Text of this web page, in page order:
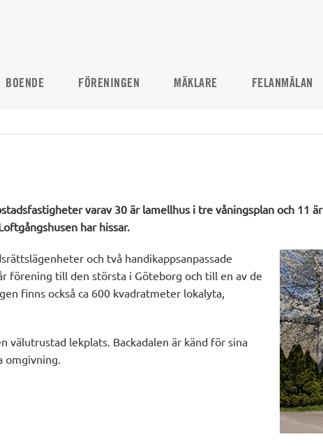
BOENDE FÖRENINGEN MÄKLARE FELANMÄLAN
varav 30 är lamellhus i tre våningsplan och 11 är
har hissar.
och två handikappsanpassade
förening till den största i Göteborg och till en av de
finns också ca 600 kvadratmeter lokalyta,
välutrustad lekplats. Backadalen är känd för sina
omgivning.